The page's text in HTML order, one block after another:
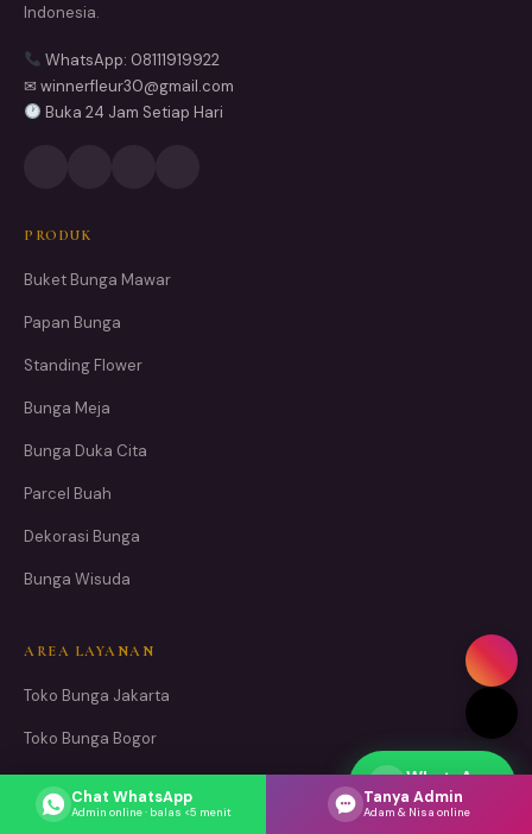
Indonesia.
WhatsApp: 08111919922
✉ winnerfleur30@gmail.com
Buka 24 Jam Setiap Hari
PRODUK
Buket Bunga Mawar
Papan Bunga
Standing Flower
Bunga Meja
Bunga Duka Cita
Parcel Buah
Dekorasi Bunga
Bunga Wisuda
AREA LAYANAN
Toko Bunga Jakarta
Toko Bunga Bogor
Toko Bunga Depok
Toko Bunga Tangerang
WhatsApp
Respons cepat
Chat WhatsApp
Admin online · balas <5 menit
Tanya Admin
Adam & Nisa online